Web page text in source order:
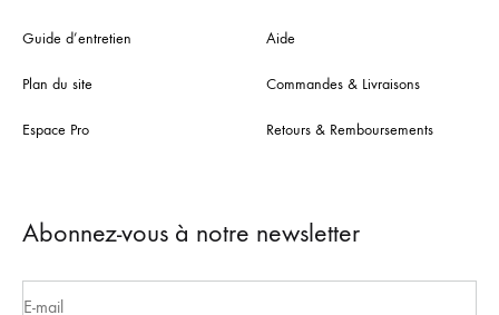
Guide d’entretien
Plan du site
Espace Pro
Aide
Commandes & Livraisons
Retours & Remboursements
Abonnez-vous à notre newsletter